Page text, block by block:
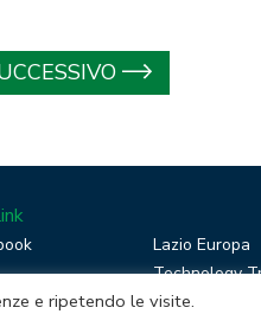
Lazio Europa
Technology
Boost your
e ripetendo le visite.